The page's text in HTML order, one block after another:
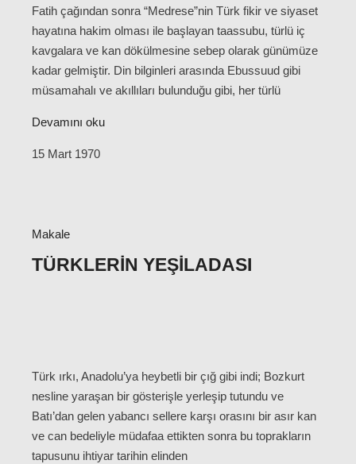
Fatih çağından sonra “Medrese”nin Türk fikir ve siyaset
hayatına hakim olması ile başlayan taassubu, türlü iç
kavgalara ve kan dökülmesine sebep olarak günümüze
kadar gelmiştir. Din bilginleri arasında Ebussuud gibi
müsamahalı ve akıllıları bulunduğu gibi, her türlü
Devamını oku
15 Mart 1970
Makale
TÜRKLERIN YEŞILADASI
Türk ırkı, Anadolu’ya heybetli bir çığ gibi indi; Bozkurt
nesline yaraşan bir gösterişle yerleşip tutundu ve
Batı’dan gelen yabancı sellere karşı orasını bir asır kan
ve can bedeliyle müdafaa ettikten sonra bu toprakların
tapusunu ihtiyar tarihin elinden